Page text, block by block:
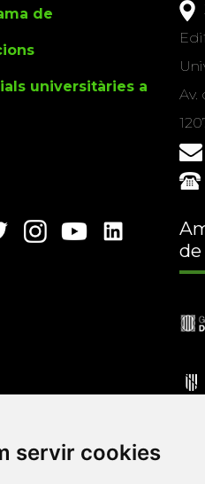
servir cookies
de
universitàries a
Av.
de